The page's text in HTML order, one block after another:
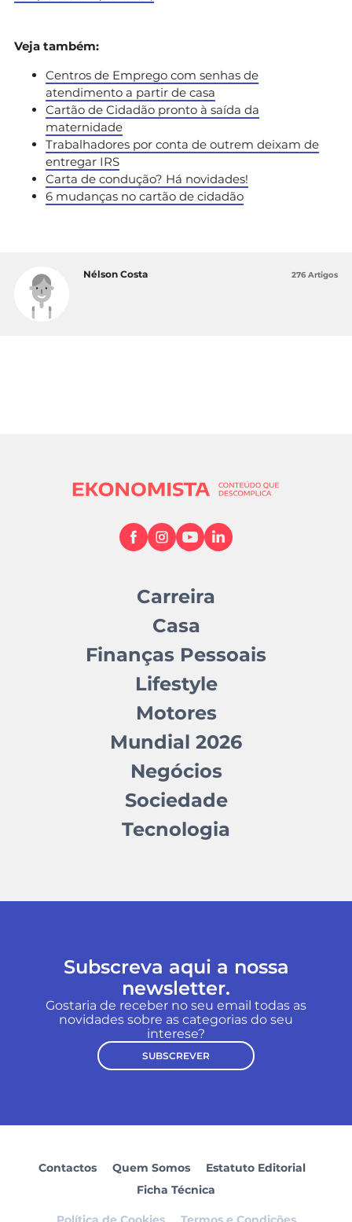
Veja também:
Centros de Emprego com senhas de
atendimento a partir de casa
Cartão de Cidadão pronto à saída da
maternidade
Trabalhadores por conta de outrem deixam de
entregar IRS
Carta de condução? Há novidades!
6 mudanças no cartão de cidadão
Nélson Costa 276 Artigos
Carreira
Casa
Finanças Pessoais
Lifestyle
Motores
Mundial 2026
Negócios
Sociedade
Tecnologia
Subscreva aqui a nossa
newsletter.
Gostaria de receber no seu email todas as
novidades sobre as categorias do seu
interese?
SUBSCREVER
Contactos Quem Somos
Estatuto Editorial
Ficha Técnica